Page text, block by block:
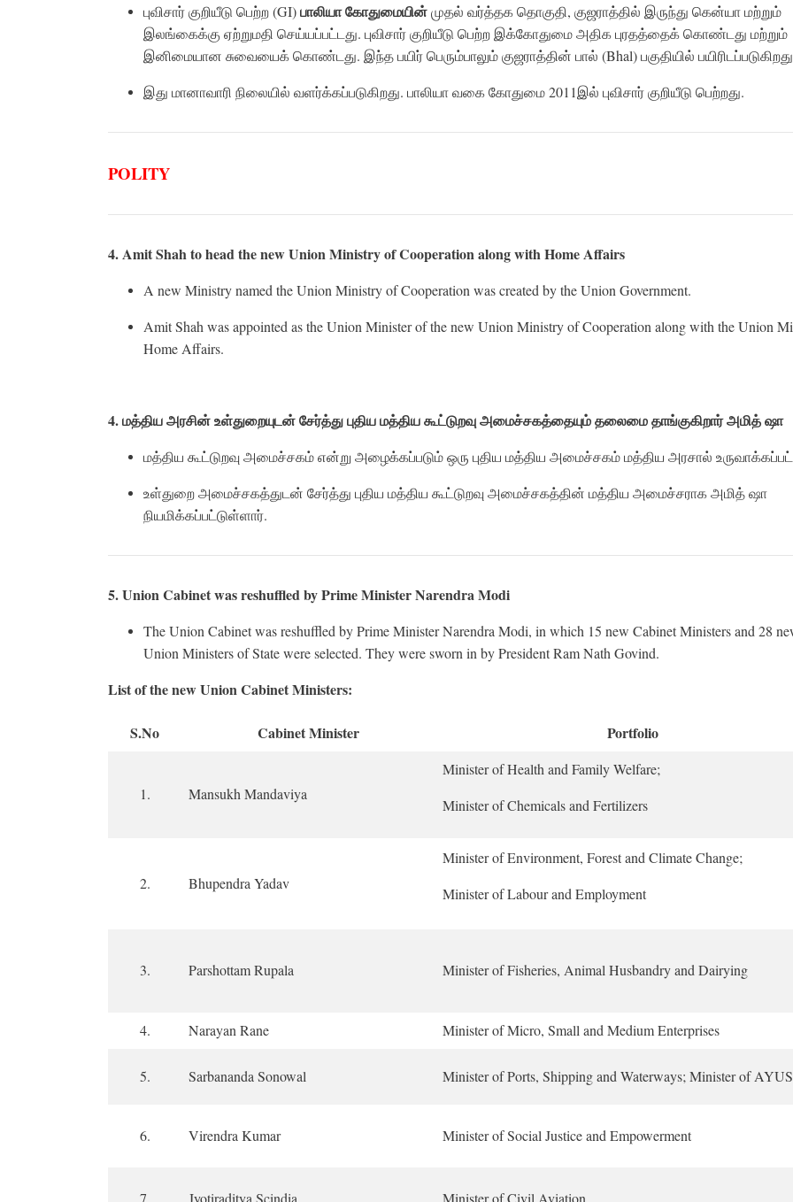
புவிசார் குறியீடு பெற்ற (GI)பாலியாகோதுமையின்முதல் வர்த்தக தொகுதி, குஜராத்தில் இருந்து கென்யா மற்றும்
இலங்கைக்கு ஏற்றுமதி செய்யப்பட்டது. புவிசார் குறியீடு பெற்ற இக்கோதுமை அதிக புரதத்தைக் கொண்டது மற்றும்
இனிமையான சுவையைக் கொண்டது. இந்த பயிர் பெரும்பாலும் குஜராத்தின் பால் (Bhal) பகுதியில்
இது மானாவாரி நிலையில் வளர்க்கப்படுகிறது. பாலியா வகை கோதுமை 2011இல் புவிசார் குறியீடு பெற்றது.
POLITY
4. Amit Shah to head the new Union Ministry of Cooperation along with Home Affairs
A new Ministry named the Union Ministry of Cooperation was created by the Union Government.
Amit Shah was appointed as the Union Minister of the new Union Ministry of Cooperation along with the Union
Home Affairs.
4.மத்தியஅரசின்உள்துறையுடன்சேர்த்துபுதியமத்திய கூட்டுறவுஅமைச்சகத்தையும்தலைமைதாங்குகிறார்அமித்ஷா
மத்திய கூட்டுறவு அமைச்சகம் என்று அழைக்கப்படும் ஒரு புதிய மத்திய அமைச்சகம் மத்திய அரசால்
உள்துறை அமைச்சகத்துடன் சேர்த்து புதிய மத்திய கூட்டுறவு அமைச்சகத்தின் மத்திய அமைச்சராக அமித் ஷா
நியமிக்கப்பட்டுள்ளார்.
5. Union Cabinet was reshuffled by Prime Minister Narendra Modi
The Union Cabinet was reshuffled by Prime Minister Narendra Modi, in which 15 new Cabinet Ministers and 28
Union Ministers of State were selected. They were sworn in by President Ram Nath Govind.
List of the new Union Cabinet Ministers:
S.No Cabinet Minister Portfolio
1. Mansukh Mandaviya
Minister of Health and Family Welfare;
Minister of Chemicals and Fertilizers
2. Bhupendra Yadav
Minister of Environment, Forest and Climate Change;
Minister of Labour and Employment
3. Parshottam Rupala Minister of Fisheries, Animal Husbandry and Dairying
4. Narayan Rane Minister of Micro, Small and Medium Enterprises
5. Sarbananda Sonowal Minister of Ports, Shipping and Waterways; Minister of
6. Virendra Kumar Minister of Social Justice and Empowerment
7. Jyotiraditya Scindia Minister of Civil Aviation